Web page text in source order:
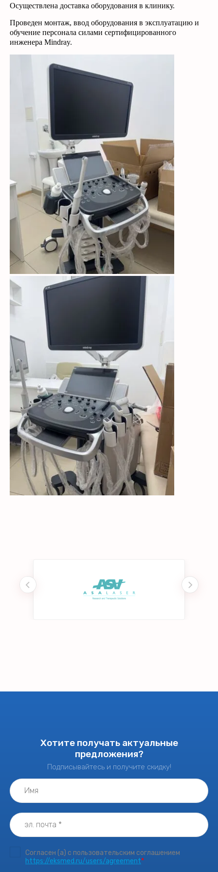
пистолеты
денситометры
Осуществлена доставка оборудования в клинику.
Проведен монтаж, ввод оборудования в эксплуатацию и
обучение персонала силами сертифицированного
инженера Mindray.
Хотите получать актуальные
предложения?
Подписывайтесь и получите скидку!
Согласен (а) с пользовательским соглашением
https://eksmed.ru/users/agreement*